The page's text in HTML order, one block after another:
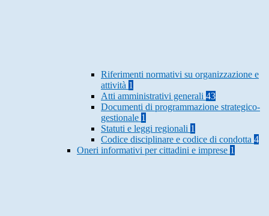
Riferimenti normativi su organizzazione e
attività 1
Atti amministrativi generali 43
Documenti di programmazione strategico-
gestionale 1
Statuti e leggi regionali 1
Codice disciplinare e codice di condotta 4
Oneri informativi per cittadini e imprese 1